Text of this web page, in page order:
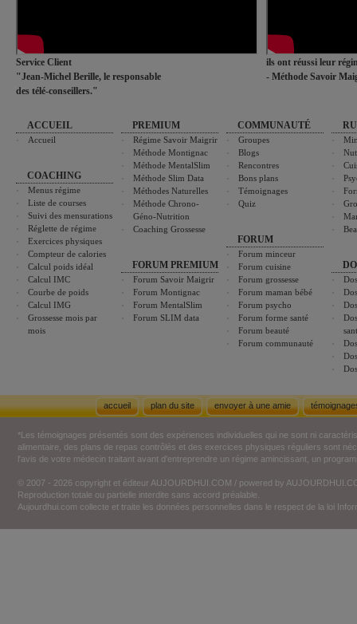
Service Client
"Jean-Michel Berille, le responsable
des télé-conseillers."
ils ont réussi leur
- Méthode Savoir
ACCUEIL
Accueil
COACHING
Menus régime
Liste de courses
Suivi des mensurations
Réglette de régime
Exercices physiques
Compteur de calories
Calcul poids idéal
Calcul IMC
Courbe de poids
Calcul IMG
Grossesse mois par
mois
PREMIUM
Régime Savoir Maigrir
Méthode Montignac
Méthode MentalSlim
Méthode Slim Data
Méthodes Naturelles
Méthode Chrono-
Géno-Nutrition
Coaching Grossesse
FORUM PREMIUM
Forum Savoir Maigrir
Forum Montignac
Forum MentalSlim
Forum SLIM data
COMMUNAUTÉ
Groupes
Blogs
Rencontres
Bons plans
Témoignages
Quiz
FORUM
Forum minceur
Forum cuisine
Forum grossesse
Forum maman bébé
Forum psycho
Forum forme santé
Forum beauté
Forum communauté
accueil plan du site envoyer à une amie
*Les témoignages présentés sont des expériences individuelles qui ne sont ni
alimentaire, des plans de repas contrôlés et des exercices physiques réguliers sont
l'avis de votre médecin traitant avant d'entreprendre un régime amincissant, un
© 2007 - 2026 copyright et éditeur AUJOURDHUI.COM / powered by
Reproduction totale ou partielle interdite sans accord préalable.
Aujourdhui.com collecte et traite les données personnelles dans le respect de la loi